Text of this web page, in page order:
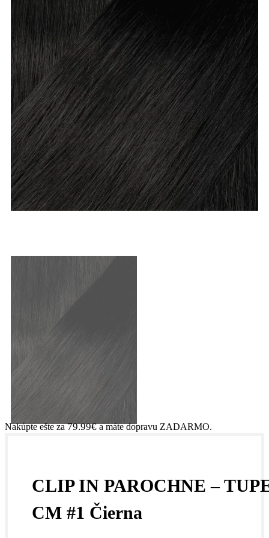
Nakúpte ešte za79.99€a máte dopravu ZADARMO.
CLIP IN PAROCHNE –
CM #1 Čierna